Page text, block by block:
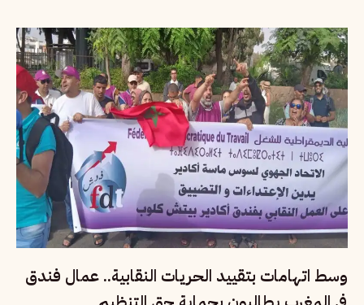
وسط اتهامات بتقييد الحريات النقابية.. عمال فندق